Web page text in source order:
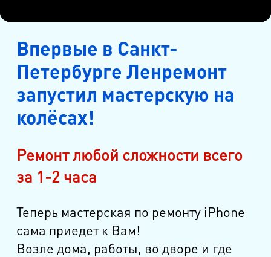
Впервые в Санкт-
Петербурге Ленремонт
запустил мастерскую на
колёсах!
Ремонт любой сложности всего
за 1-2 часа
Теперь мастерская по ремонту iPhone
сама приедет к Вам!
Возле дома, работы, во дворе и где